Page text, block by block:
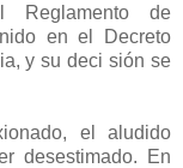
Reglamento de
en el Decreto
y su deci sión se
el aludido
desestimado. En